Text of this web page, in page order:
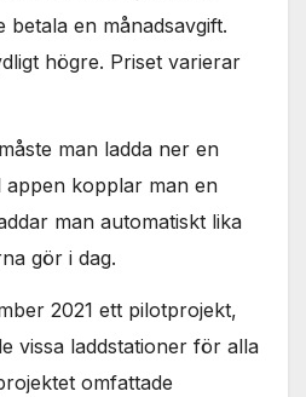
betala en månadsavgift.
högre. Priset varierar
man ladda ner en
appen kopplar man en
man automatiskt lika
gör i dag.
2021 ett pilotprojekt,
vissa laddstationer för alla
omfattade
baserat på
hemsidan
Marknadsföring
med dig av dina
intressen och ditt
surfar ökar du
personligt
anpassat innehåll